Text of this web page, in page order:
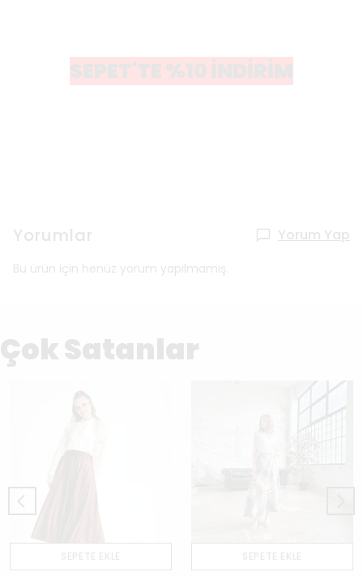
SEPET'TE %10 İNDİRİM
Yorumlar Yorum Yap
Bu ürün için henüz yorum yapılmamış.
Çok Satanlar